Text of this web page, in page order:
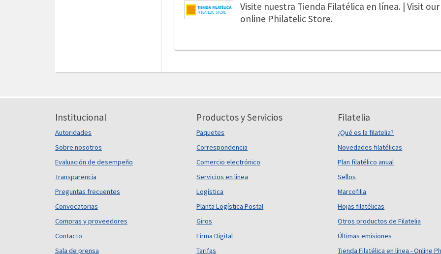
Visite nuestra Tienda Filatélica en línea. | Visit our
online Philatelic Store.
Institucional
Autoridades
Sobre nosotros
Evaluación de desempeño
Transparencia
Preguntas frecuentes
Convocatorias
Compras y proveedores
Contacto
Sala de prensa
Productos y Servicios
Paquetes
Correspondencia
Comercio electrónico
Servicios en línea
Logística
Planta Logística Postal
Giros
Firma Digital
Tarifas
Filatelia
¿Qué es la filatelia?
Novedades filatélicas
Plan filatélico anual
Sellos
Marcofilia
Hojas filatélicas
Otros productos de Filatelia
Últimas emisiones
Tienda Filatélica en línea - Online